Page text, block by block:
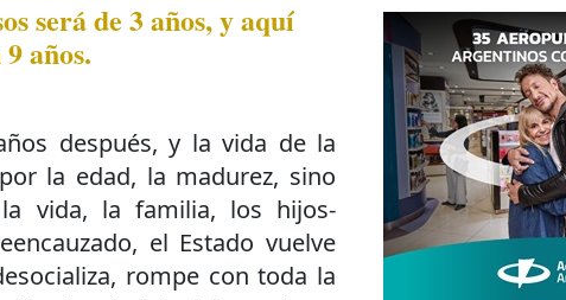
será de 3 años, y aquí
años.
después, y la vida de la
la edad, la madurez, sino
vida, la familia, los hijos-
el Estado vuelve
rompe con toda la